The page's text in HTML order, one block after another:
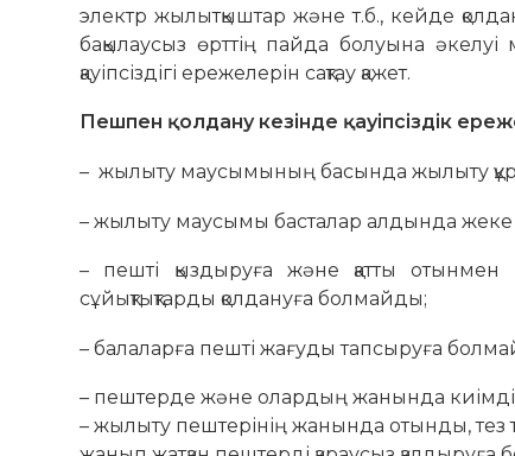
электр жылытқыштар және т.б., кейде
бақылаусыз өрттің пайда болуына
қауіпсіздігі ережелерін сақтау қажет.
Пешпен қолдану кезінде қауіпсіздік
– жылыту маусымының басында жылыту
– жылыту маусымы басталар алдында жеке
– пешті қыздыруға және қатты
сұйықтықтарды қолдануға болмайды;
– балаларға пешті жағуды тапсыруға
– пештерде және олардың жанында
– жылыту пештерінің жанында отынды, тез